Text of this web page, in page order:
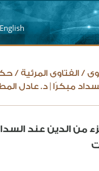
English
/ الفتاوى المرئية /
مبكرًا | د. عادل
الدين عند